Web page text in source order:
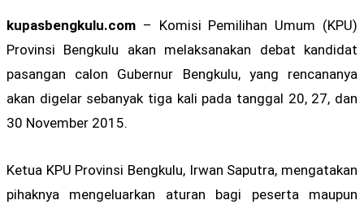
kupasbengkulu.com – Komisi Pemilihan Umum (KPU)
Provinsi Bengkulu akan melaksanakan debat kandidat
pasangan calon Gubernur Bengkulu, yang rencananya
akan digelar sebanyak tiga kali pada tanggal 20, 27, dan
30 November 2015.
Ketua KPU Provinsi Bengkulu, Irwan Saputra, mengatakan
pihaknya mengeluarkan aturan bagi peserta maupun